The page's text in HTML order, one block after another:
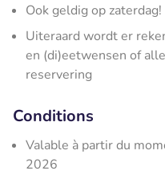
Ook geldig op zaterdag!
Uiteraard wordt er
en (di)eetwensen of
reservering
Conditions
Valable à partir du
2026